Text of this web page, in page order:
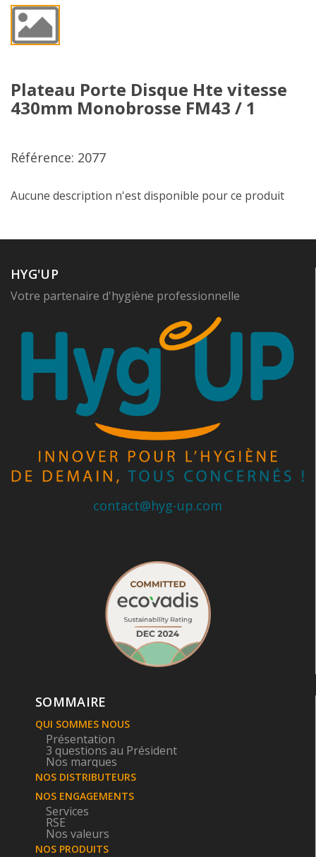
Plateau Porte Disque Hte vitesse
430mm Monobrosse FM43 / 1
Référence: 2077
Aucune description n'est disponible pour ce produit
HYG'UP
Votre partenaire d'hygiène professionnelle
contact@hyg-up.com
SOMMAIRE
QUI SOMMES NOUS
Présentation
3 questions au Président
Nos marques
NOS DISTRIBUTEURS
NOS ENGAGEMENTS
Services
RSE
Nos valeurs
NOS PRODUITS